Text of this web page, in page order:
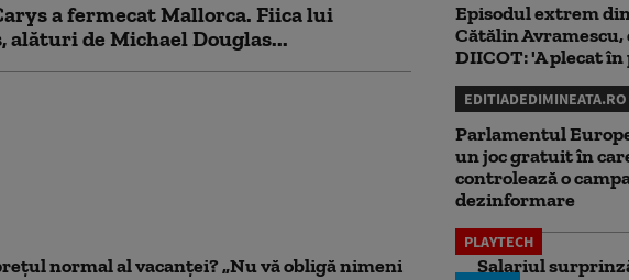
a fermecat Mallorca. Fiica lui
alături de Michael Douglas...
Episodul extrem
Cătălin Avramescu,
DIICOT: 'A plecat în
EDITIADEDIMINEATA.RO
Parlamentul
un joc gratuit în
controlează o
dezinformare
normal al vacanței? „Nu vă obligă nimeni
PLAYTECH
Salariul